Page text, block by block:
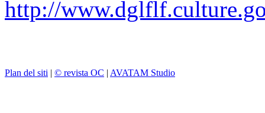
http://
Plan del siti | © revista OC | AVATAM Studio